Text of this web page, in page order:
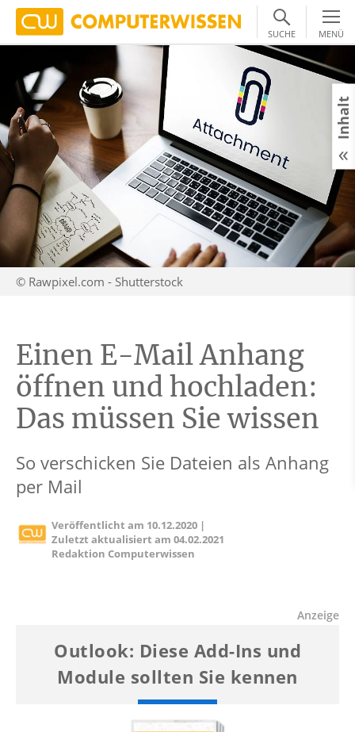
SUCHE MENÜ
© Rawpixel.com - Shutterstock
Einen E-Mail Anhang
öffnen und hochladen:
Das müssen Sie wissen
So verschicken Sie Dateien als Anhang
per Mail
Veröffentlicht am 10.12.2020 |
Zuletzt aktualisiert am04.02.2021
Redaktion Computerwissen
Inhalt